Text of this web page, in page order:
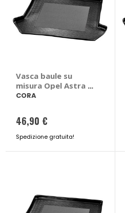
Vasca baule su
misura Opel Astra K
SW 2015>2022 -
CORA
46,90 €
Spedizione gratuita!